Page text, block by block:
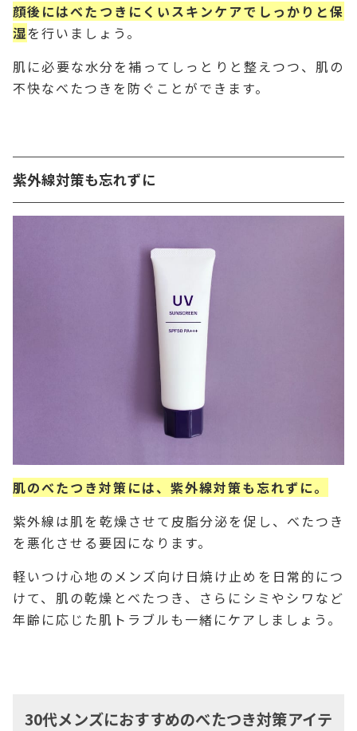
顔後にはべたつきにくいスキンケアでしっかりと保
湿を行いましょう。
肌に必要な水分を補ってしっとりと整えつつ、肌の
不快なべたつきを防ぐことができます。
紫外線対策も忘れずに
肌のべたつき対策には、紫外線対策も忘れずに。
紫外線は肌を乾燥させて皮脂分泌を促し、べたつき
を悪化させる要因になります。
軽いつけ心地のメンズ向け日焼け止めを日常的につ
けて、肌の乾燥とべたつき、さらにシミやシワなど
年齢に応じた肌トラブルも一緒にケアしましょう。
30代メンズにおすすめのべたつき対策アイテ